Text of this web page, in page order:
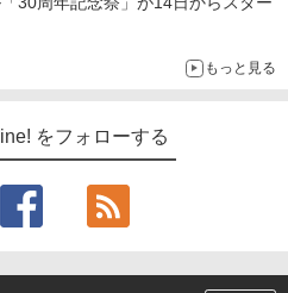
もっと見る
をフォローする